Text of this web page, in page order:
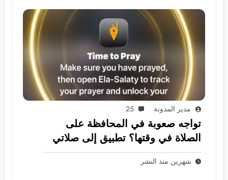
مدير المدونة 25
تواجه صعوبة في المحافظة على
الصلاة في وقتها؟ تطبيق إلى صلاتي
هو الحل
شهرين منذ النشر